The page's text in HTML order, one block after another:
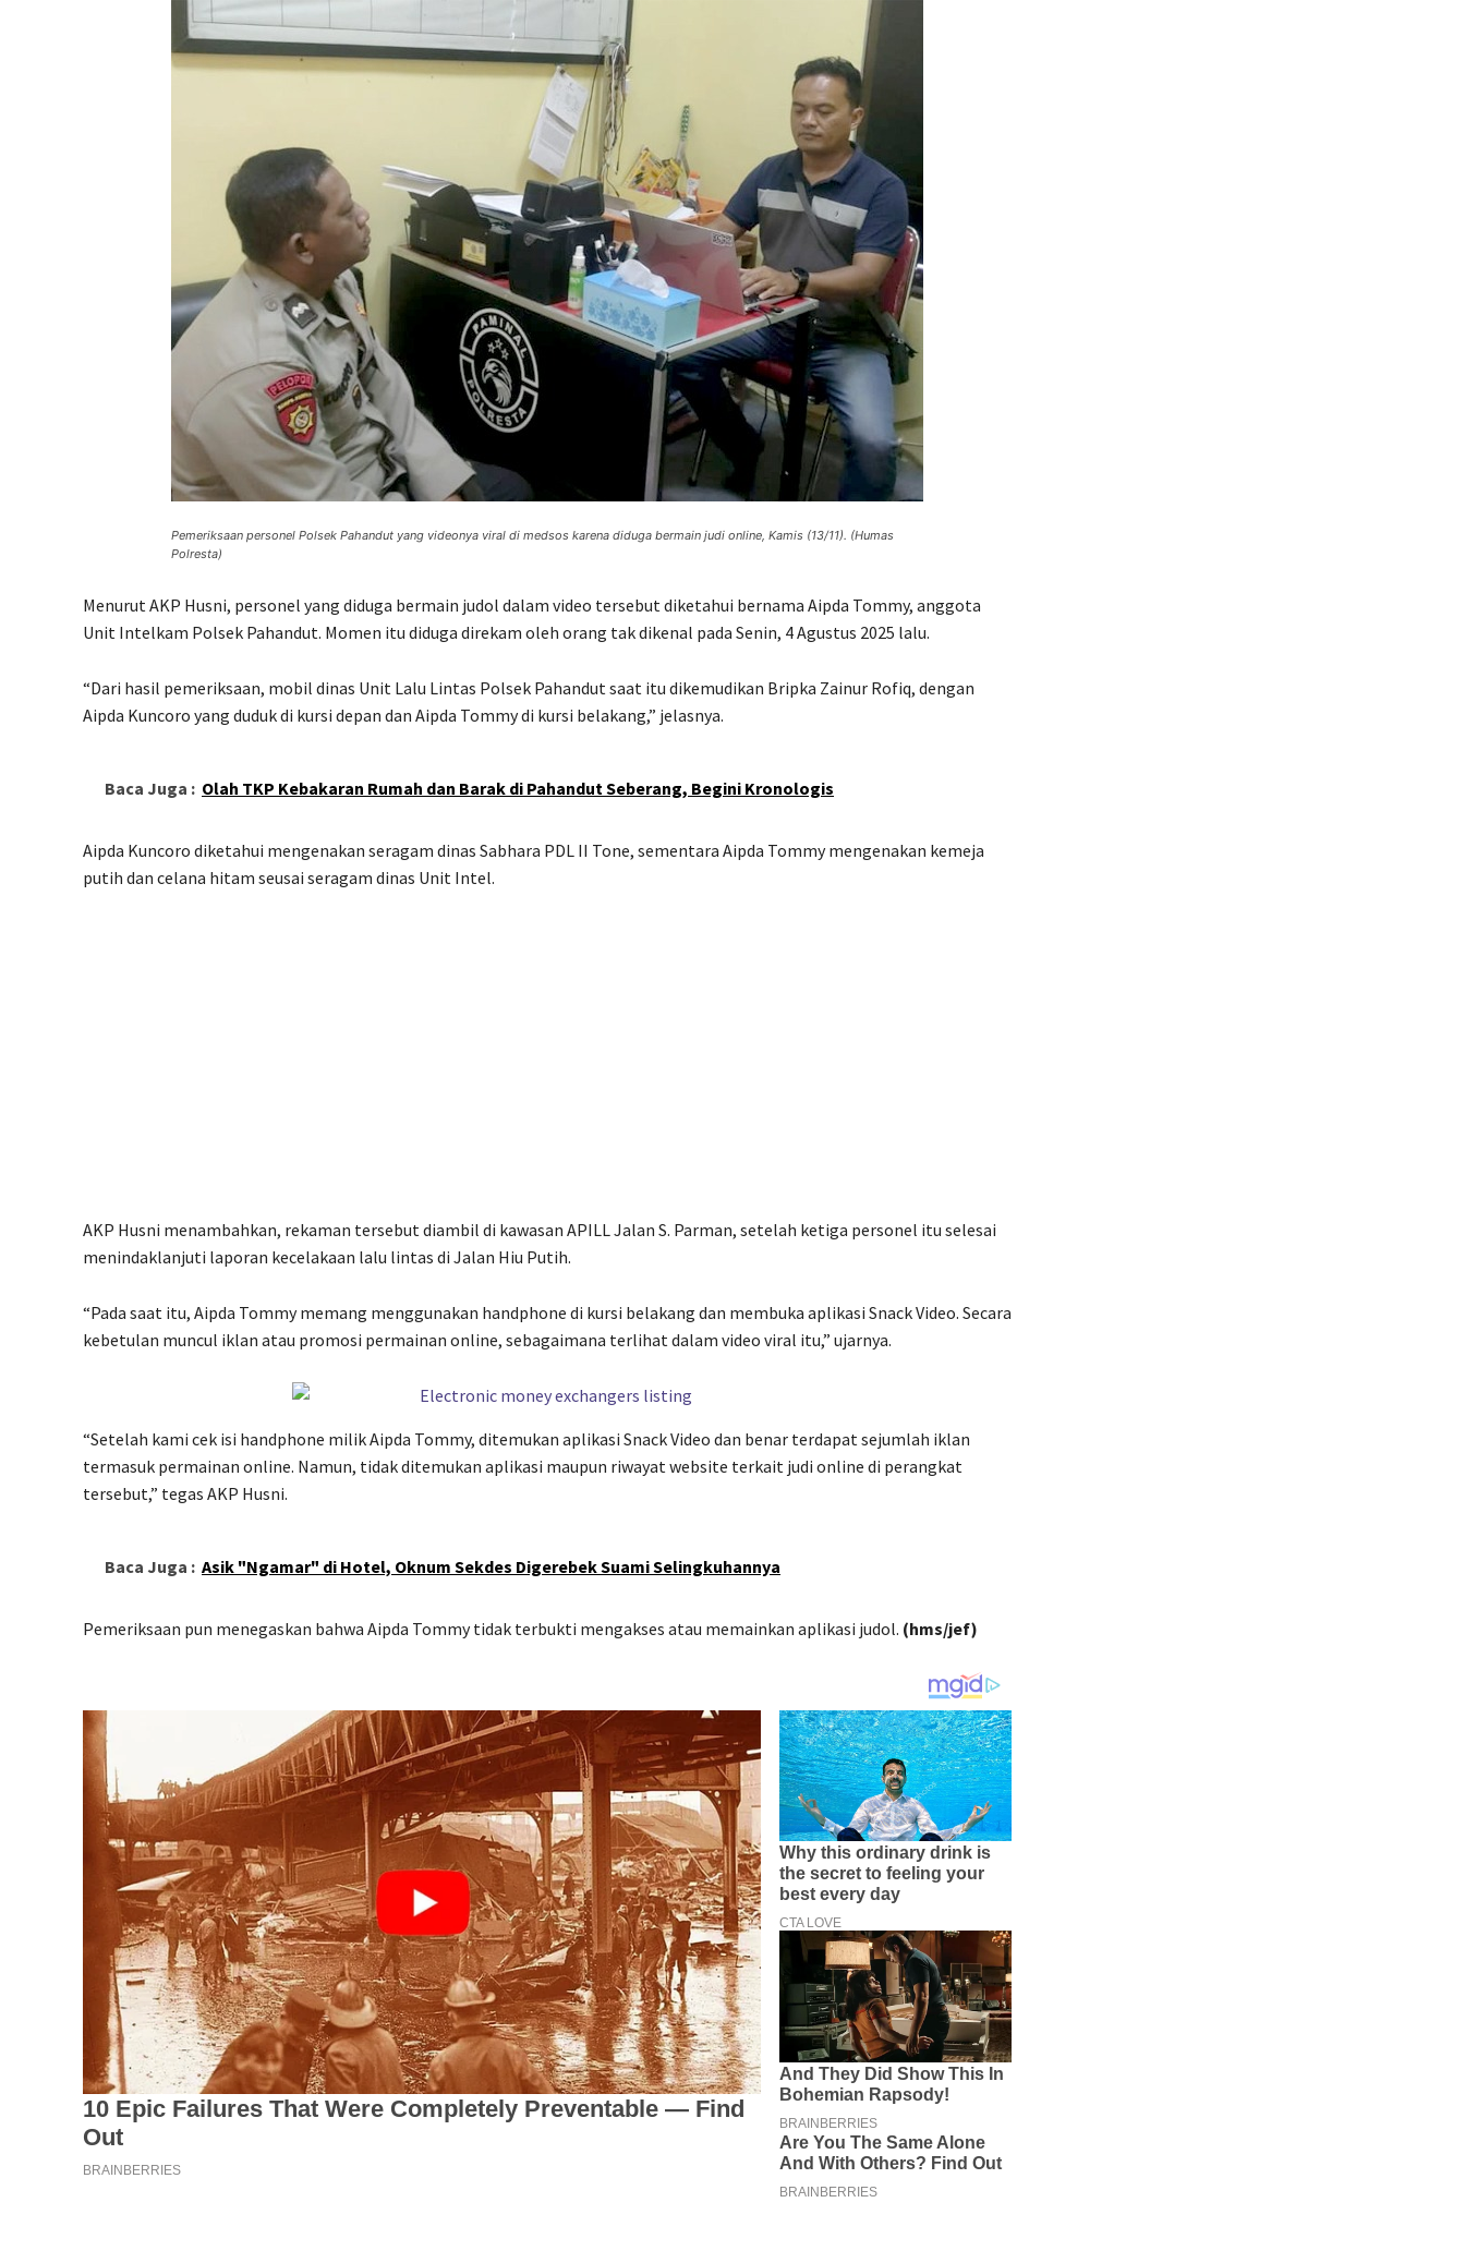
Pemeriksaan personel Polsek Pahandut yang videonya viral di medsos karena diduga bermain judi online, Kamis (13/11). (Humas
Polresta)
Menurut AKP Husni, personel yang diduga bermain judol dalam video tersebut diketahui bernama Aipda Tommy, anggota
Unit Intelkam Polsek Pahandut. Momen itu diduga direkam oleh orang tak dikenal pada Senin, 4 Agustus 2025 lalu.
“Dari hasil pemeriksaan, mobil dinas Unit Lalu Lintas Polsek Pahandut saat itu dikemudikan Bripka Zainur Rofiq, dengan
Aipda Kuncoro yang duduk di kursi depan dan Aipda Tommy di kursi belakang,” jelasnya.
Baca Juga : Olah TKP Kebakaran Rumah dan Barak di Pahandut Seberang, Begini Kronologis
Aipda Kuncoro diketahui mengenakan seragam dinas Sabhara PDL II Tone, sementara Aipda Tommy mengenakan kemeja
putih dan celana hitam seusai seragam dinas Unit Intel.
AKP Husni menambahkan, rekaman tersebut diambil di kawasan APILL Jalan S. Parman, setelah ketiga personel itu selesai
menindaklanjuti laporan kecelakaan lalu lintas di Jalan Hiu Putih.
“Pada saat itu, Aipda Tommy memang menggunakan handphone di kursi belakang dan membuka aplikasi Snack Video. Secara
kebetulan muncul iklan atau promosi permainan online, sebagaimana terlihat dalam video viral itu,” ujarnya.
“Setelah kami cek isi handphone milik Aipda Tommy, ditemukan aplikasi Snack Video dan benar terdapat sejumlah iklan
termasuk permainan online. Namun, tidak ditemukan aplikasi maupun riwayat website terkait judi online di perangkat
tersebut,” tegas AKP Husni.
Baca Juga : Asik "Ngamar" di Hotel, Oknum Sekdes Digerebek Suami Selingkuhannya
Pemeriksaan pun menegaskan bahwa Aipda Tommy tidak terbukti mengakses atau memainkan aplikasi judol. (hms/jef)